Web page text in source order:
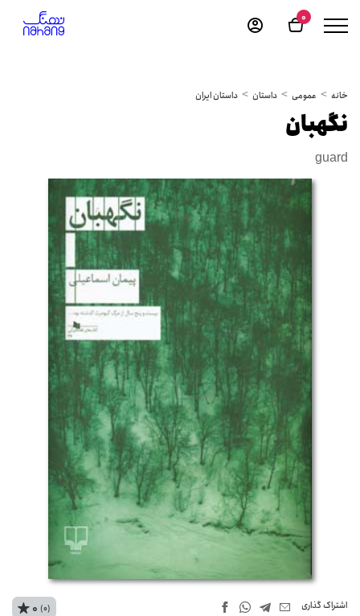
0
خانه عمومی داستان داستان ایران
نگهبان
guard
اشتراک‌ گذاری 0 (0)